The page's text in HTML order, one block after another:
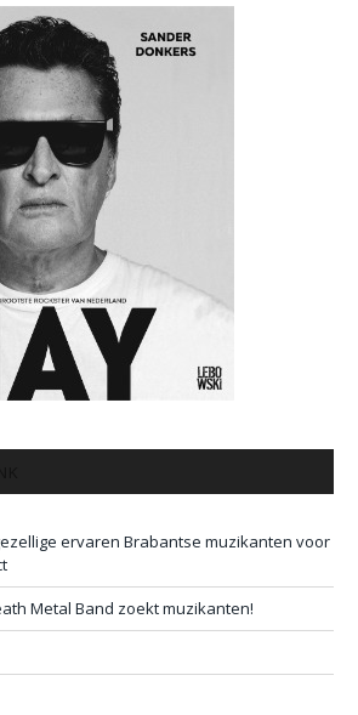
ervaren Brabantse muzikanten voor
Metal Band zoekt muzikanten!